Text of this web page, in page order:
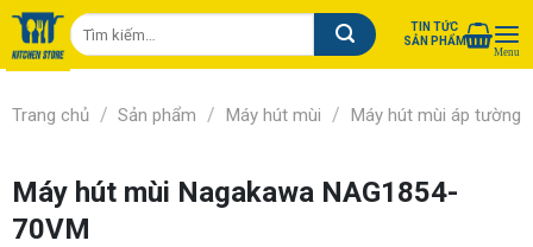
Chuyển
đến
nội
dung
Tìm
kiếm:
TIN TỨC
SẢN PHẨM
Trang chủ / Sản phẩm / Máy hút mùi / Máy hút mùi áp tường
Máy hút mùi Nagakawa NAG1854-
70VM